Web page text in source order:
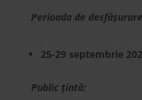
Perioada de
25-29 septembrie
Public țintă: